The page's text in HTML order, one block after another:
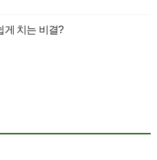
게 치는 비결?